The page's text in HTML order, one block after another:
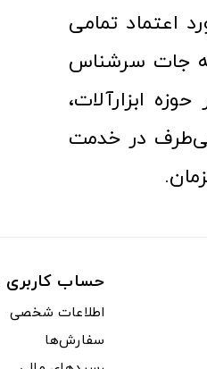
اعتماد تمامی
جات سرشناس
ابزارآلات،
در خدمت
حساب کاربری
اطلاعات شخصی
سفارش‌ها